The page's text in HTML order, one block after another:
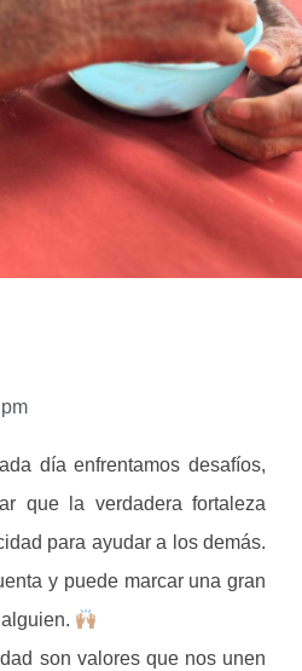
día enfrentamos desafíos,
que la verdadera fortaleza
para ayudar a los demás.
y puede marcar una gran
son valores que nos unen